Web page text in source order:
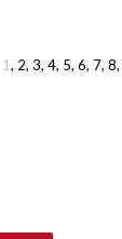
1 2 3 4 5 6 7 8